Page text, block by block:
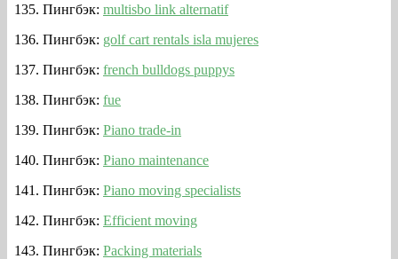
Пингбэк: multisbo link alternatif
Пингбэк: golf cart rentals isla mujeres
Пингбэк: french bulldogs puppys
Пингбэк: fue
Пингбэк: Piano trade-in
Пингбэк: Piano maintenance
Пингбэк: Piano moving specialists
Пингбэк: Efficient moving
Пингбэк: Packing materials